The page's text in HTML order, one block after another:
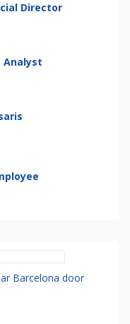
Director
Analyst
Barcelona door